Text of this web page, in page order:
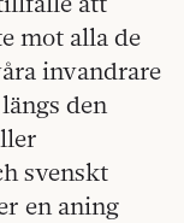
mot alla de
invandrare
den
svenskt
en aning